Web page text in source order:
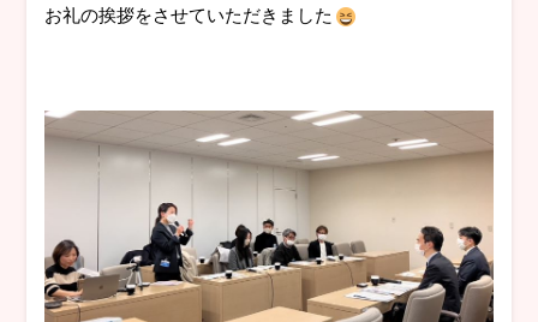
お礼の挨拶をさせていただきました